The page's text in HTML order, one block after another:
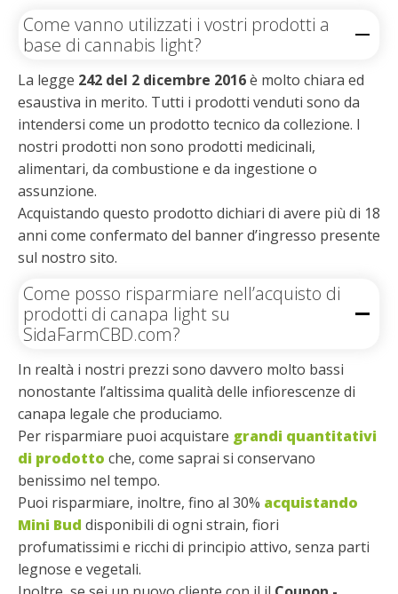
Come vanno utilizzati i vostri prodotti a
base di cannabis light?
La legge 242 del 2 dicembre 2016è molto chiara ed
esaustiva in merito. Tutti i prodotti venduti sono da
intendersi come un prodotto tecnico da collezione. I
nostri prodotti non sono prodotti medicinali,
alimentari, da combustione e da ingestione o
assunzione.
Acquistando questo prodotto dichiari di avere più di 18
anni come confermato del banner d’ingresso presente
sul nostro sito.
Come posso risparmiare nell’acquisto di
prodotti di canapa light su
SidaFarmCBD.com?
In realtà i nostri prezzi sono davvero molto bassi
nonostante l’altissima qualità delle infiorescenze di
canapa legale che produciamo.
Per risparmiare puoi acquistare grandi quantitativi
di prodotto che, come saprai si conservano
benissimo nel tempo.
Puoi risparmiare, inoltre, fino al 30% acquistando
Mini Bud disponibili di ogni strain, fiori
profumatissimi e ricchi di principio attivo, senza parti
legnose e vegetali.